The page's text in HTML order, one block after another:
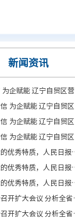
新闻资讯
贸区营口片区召开数字化转型融资担保座谈会
自贸区营口片区召开数字化转型融资担保座谈会
自贸区营口片区召开数字化转型融资担保座谈会
自贸区营口片区召开数字化转型融资担保座谈会
特质，人民日报刊发系列评论！
特质，人民日报刊发系列评论！
特质，人民日报刊发系列评论！
省上半年经济形势 研究部署下一阶段工作 许昆林主持并讲话
省上半年经济形势 研究部署下一阶段工作 许昆林主持并讲话